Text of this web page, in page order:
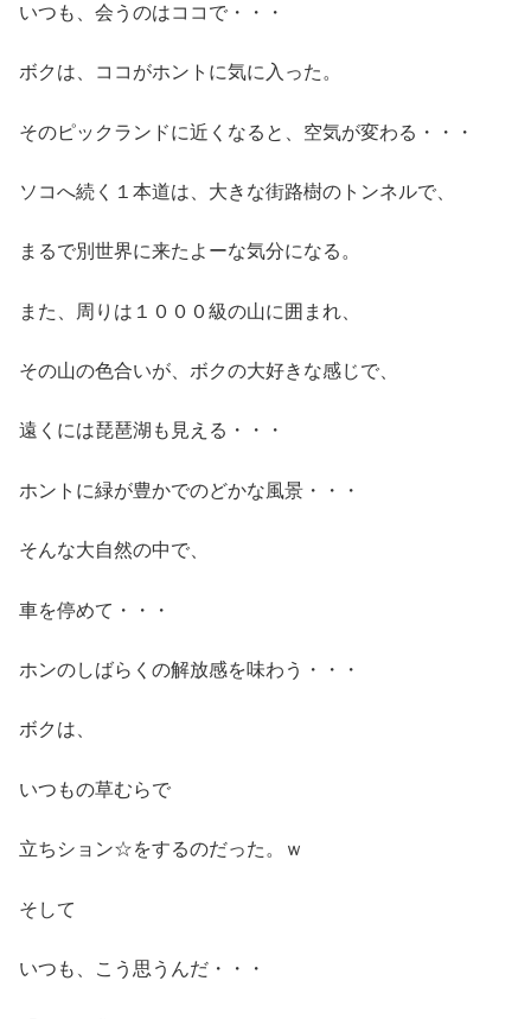
いつも、会うのはココで・・・
ボクは、ココがホントに気に入った。
そのピックランドに近くなると、空気が変わる・・・
ソコへ続く１本道は、大きな街路樹のトンネルで、
まるで別世界に来たよーな気分になる。
また、周りは１０００級の山に囲まれ、
その山の色合いが、ボクの大好きな感じで、
遠くには琵琶湖も見える・・・
ホントに緑が豊かでのどかな風景・・・
そんな大自然の中で、
車を停めて・・・
ホンのしばらくの解放感を味わう・・・
ボクは、
いつもの草むらで
立ちション☆をするのだった。ｗ
そして
いつも、こう思うんだ・・・